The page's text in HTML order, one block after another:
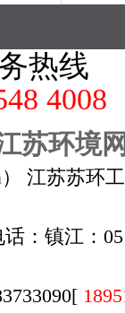
热线
4008
苏环境网
） 江苏苏环
：镇江：